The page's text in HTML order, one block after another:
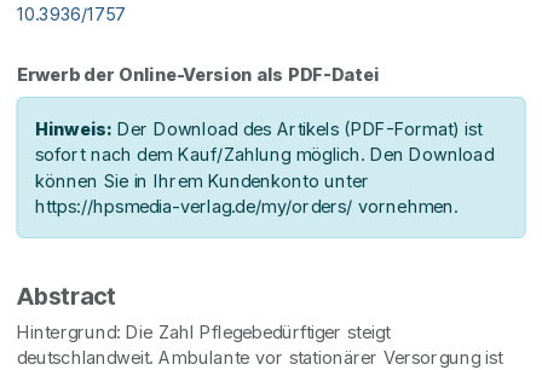
10.3936/1757
Erwerb der Online-Version als PDF-Datei
Hinweis: Der Download des Artikels (PDF-Format) ist
sofort nach dem Kauf/Zahlung möglich. Den Download
können Sie in Ihrem Kundenkonto unter
https://hpsmedia-verlag.de/my/orders/ vornehmen.
Abstract
Hintergrund: Die Zahl Pflegebedürftiger steigt
deutschlandweit. Ambulante vor stationärer Versorgung ist